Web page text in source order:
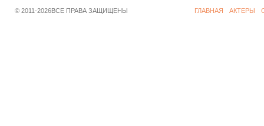
© 2011-2026ВСЕ ПРАВА ЗАЩИЩЕНЫ ГЛАВНАЯ АКТЕРЫ